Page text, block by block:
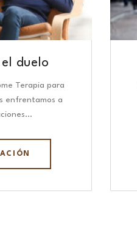
el duelo
Terapia para
enfrentamos a